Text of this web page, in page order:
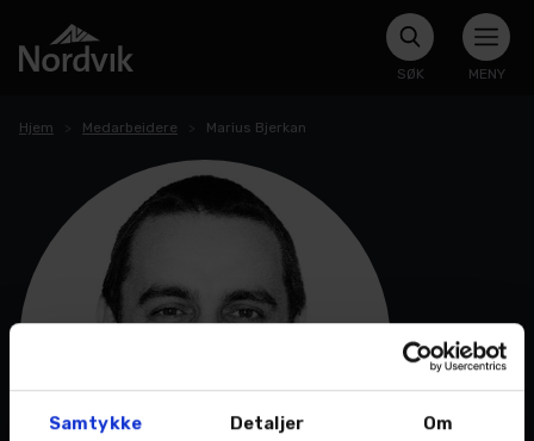
Samtykke Detaljer Om
SØK MENY
Hjem Medarbeidere Marius Bjerkan